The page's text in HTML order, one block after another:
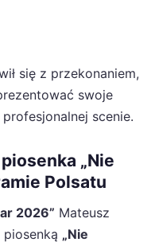
się z przekonaniem,
swoje
scenie.
„Nie
Polsatu
2026” Mateusz
„Nie